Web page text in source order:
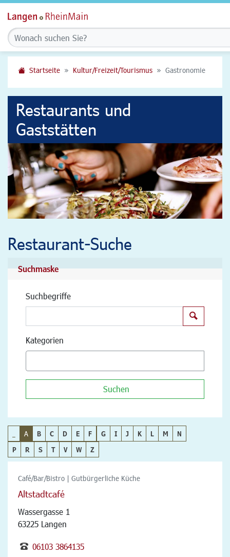
Startseite Kultur/Freizeit/Tourismus Gastronomie
Restaurants und
Gaststätten
Restaurant-Suche
Suchmaske
Suchbegriffe
Kategorien
Suchen
A B C D E F G I J K L M
N
P
R S T V W Z
Café/Bar/Bistro | Gutbürgerliche Küche
Altstadtcafé
Wassergasse 1
63225 Langen
06103 3864135